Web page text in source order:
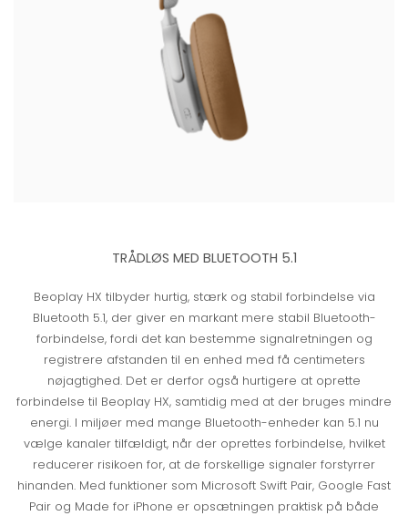
TRÅDLØS MED BLUETOOTH 5.1
Beoplay HX tilbyder hurtig, stærk og stabil forbindelse via
Bluetooth 5.1, der giver en markant mere stabil Bluetooth-
forbindelse, fordi det kan bestemme signalretningen og
registrere afstanden til en enhed med få centimeters
nøjagtighed. Det er derfor også hurtigere at oprette
forbindelse til Beoplay HX, samtidig med at der bruges mindre
energi. I miljøer med mange Bluetooth-enheder kan 5.1 nu
vælge kanaler tilfældigt, når der oprettes forbindelse, hvilket
reducerer risikoen for, at de forskellige signaler forstyrrer
hinanden. Med funktioner som Microsoft Swift Pair, Google Fast
Pair og Made for iPhone er opsætningen praktisk på både